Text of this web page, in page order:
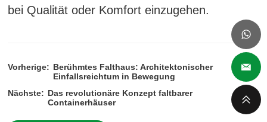
bei Qualität oder Komfort einzugehen.
Vorherige: Berühmtes Falthaus: Architektonischer
Einfallsreichtum in Bewegung
Nächste: Das revolutionäre Konzept faltbarer
Containerhäuser